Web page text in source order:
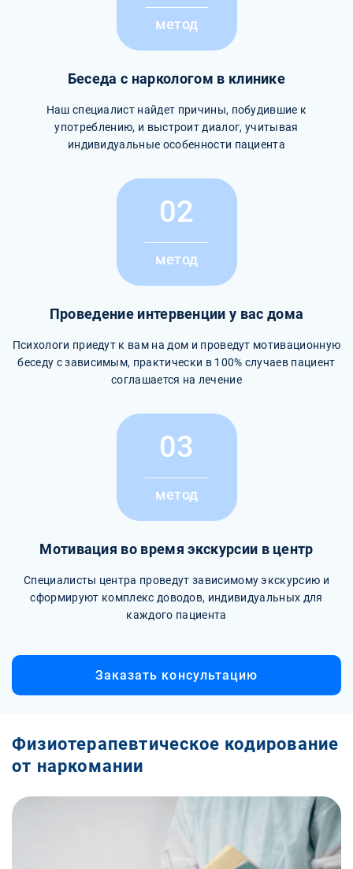
метод
Беседа с наркологом в клинике
Наш специалист найдет причины, побудившие к
употреблению, и выстроит диалог, учитывая
индивидуальные особенности пациента
02
метод
Проведение интервенции у вас дома
Психологи приедут к вам на дом и проведут мотивационную
беседу с зависимым, практически в 100% случаев пациент
соглашается на лечение
03
метод
Мотивация во время экскурсии в центр
Специалисты центра проведут зависимому экскурсию и
сформируют комплекс доводов, индивидуальных для
каждого пациента
Заказать консультацию
Физиотерапевтическое кодирование
от наркомании